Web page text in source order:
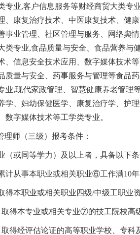
专业,客户信息服务等财经商贸大类专
、康复治疗技术、中医康复技术、健
事业管理、社区管理与服务、网络舆
类专业,食品质量与安全、食品营养与
、信息安全技术应用、数字媒体技术
质量与安全、药事服务与管理等食品
业,现代家政管理、智慧健康养老管理
学、妇幼保健医学、康复治疗学、护
数字媒体技术等工学类专业。
理师（三级）报考条件：
（或同等学力）及以上者，具备以下条
计从事本职业或相关职业⑥工作满10年
得本职业或相关职业四级/中级工职业
得本专业或相关专业⑦的技工院校高
得经评估论证的高等职业学校、专科